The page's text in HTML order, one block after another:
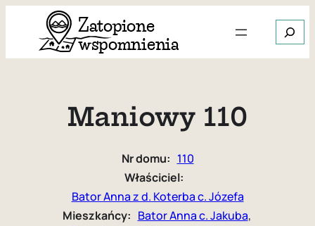
Szukaj
Maniowy 110
Nr domu: 110
Właściciel:
Bator Anna z d. Koterba c. Józefa
Mieszkańcy: Bator Anna c. Jakuba,